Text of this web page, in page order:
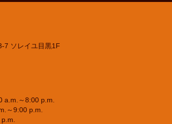
7 ソレイユ目黒1F
～8:00 p.m.
p.m.